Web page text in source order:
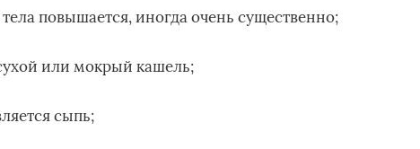
повышается, иногда очень существенно;
или мокрый кашель;
сыпь;